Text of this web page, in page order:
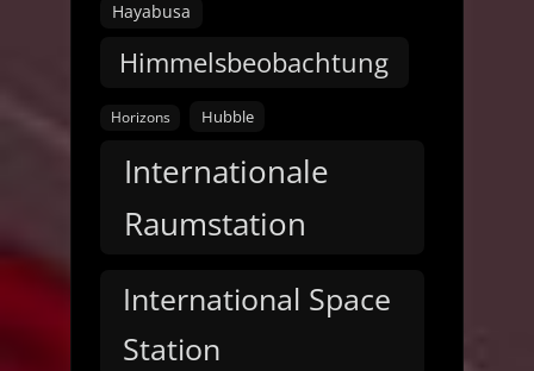
Hayabusa
Himmelsbeobachtung
Horizons Hubble
Internationale
Raumstation
International Space
Station